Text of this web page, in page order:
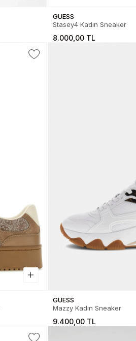
GUESS
Stasey4 Kadın Sneaker
8.000,00 TL
GUESS
Mazzy Kadın Sneaker
9.400,00 TL